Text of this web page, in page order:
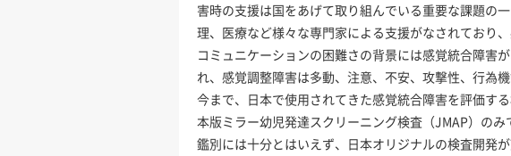
害時の支援は国をあげて取り組んでいる重要な課題の
理、医療など様々な専門家による支援がなされており
コミュニケーションの困難さの背景には感覚統合障害
れ、感覚調整障害は多動、注意、不安、攻撃性、行為
今まで、日本で使用されてきた感覚統合障害を評価す
本版ミラー幼児発達スクリーニング検査（JMAP）の
鑑別には十分とはいえず、日本オリジナルの検査開発